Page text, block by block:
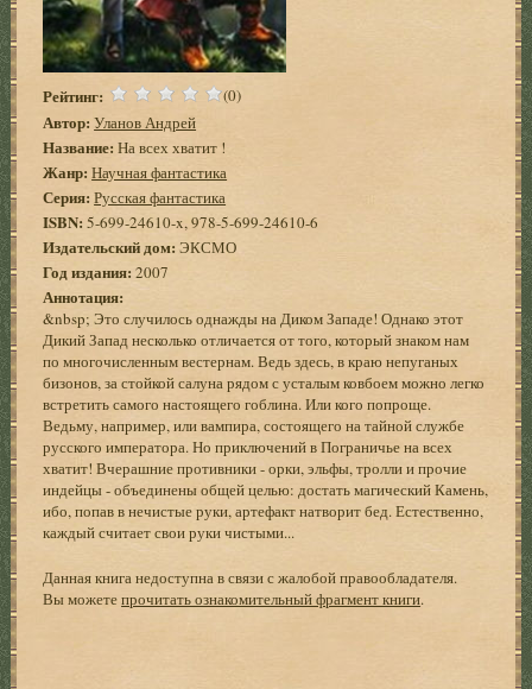
Рейтинг: (0)
Автор: Уланов Андрей
Название: На всех хватит !
Жанр: Научная фантастика
Серия: Русская фантастика
ISBN: 5-699-24610-x, 978-5-699-24610-6
Издательский дом: ЭКСМО
Год издания: 2007
Аннотация:
&nbsp; Это случилось однажды на Диком Западе! Однако этот
Дикий Запад несколько отличается от того, который знаком нам
по многочисленным вестернам. Ведь здесь, в краю непуганых
бизонов, за стойкой салуна рядом с усталым ковбоем можно легко
встретить самого настоящего гоблина. Или кого попроще.
Ведьму, например, или вампира, состоящего на тайной службе
русского императора. Но приключений в Пограничье на всех
хватит! Вчерашние противники - орки, эльфы, тролли и прочие
индейцы - объединены общей целью: достать магический Камень,
ибо, попав в нечистые руки, артефакт натворит бед. Естественно,
каждый считает свои руки чистыми...
Данная книга недоступна в связи с жалобой правообладателя.
Вы можетепрочитать ознакомительный фрагмент книги.